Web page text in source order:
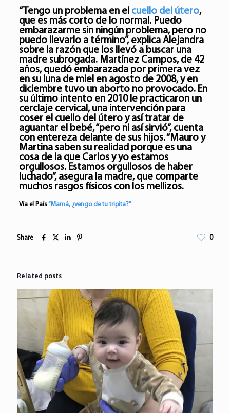
“Tengo un problema en el cuello del útero,
que es más corto de lo normal. Puedo
embarazarme sin ningún problema, pero no
puedo llevarlo a término”, explica Alejandra
sobre la razón que los llevó a buscar una
madre subrogada. Martínez Campos, de 42
años, quedó embarazada por primera vez
en su luna de miel en agosto de 2008, y en
diciembre tuvo un aborto no provocado. En
su último intento en 2010 le practicaron un
cerclaje cervical, una intervención para
coser el cuello del útero y así tratar de
aguantar el bebé, “pero ni así sirvió”, cuenta
con entereza delante de sus hijos. “Mauro y
Martina saben su realidad porque es una
cosa de la que Carlos y yo estamos
orgullosos. Estamos orgullosos de haber
luchado”, asegura la madre, que comparte
muchos rasgos físicos con los mellizos.
Vía el País“Mamá, ¿vengo de tu tripita?”
Share 0
Related posts